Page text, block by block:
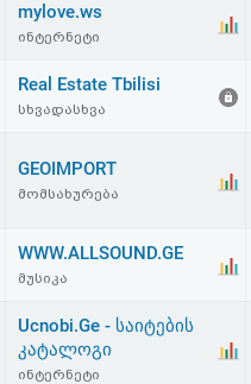
mylove.ws
ინტერნეტი
Real Estate Tbilisi
სხვადასხვა
GEOIMPORT
მომსახურება
WWW.ALLSOUND.GE
მუსიკა
Ucnobi.Ge - საიტების
კატალოგი
ინტერნეტი